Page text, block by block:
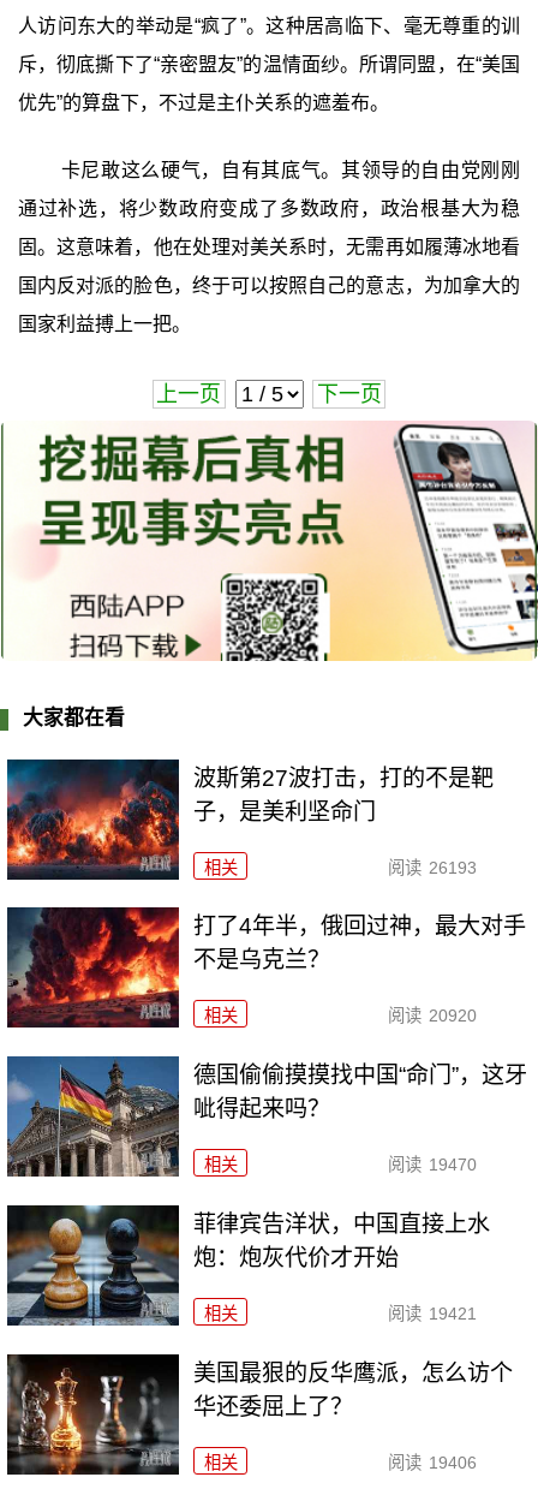
人访问东大的举动是“疯了”。这种居高临下、毫无尊重的训
斥，彻底撕下了“亲密盟友”的温情面纱。所谓同盟，在“美国
优先”的算盘下，不过是主仆关系的遮羞布。
卡尼敢这么硬气，自有其底气。其领导的自由党刚刚
通过补选，将少数政府变成了多数政府，政治根基大为稳
固。这意味着，他在处理对美关系时，无需再如履薄冰地看
国内反对派的脸色，终于可以按照自己的意志，为加拿大的
国家利益搏上一把。
上一页 下一页
大家都在看
波斯第27波打击，打的不是靶
子，是美利坚命门
相关 阅读 26193
打了4年半，俄回过神，最大对手
不是乌克兰？
相关 阅读 20920
德国偷偷摸摸找中国“命门”，这牙
呲得起来吗？
相关 阅读 19470
菲律宾告洋状，中国直接上水
炮：炮灰代价才开始
相关 阅读 19421
美国最狠的反华鹰派，怎么访个
华还委屈上了？
相关 阅读 19406